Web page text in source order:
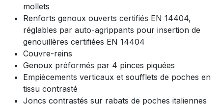
mollets
Renforts genoux ouverts certifiés EN 14404,
réglables par auto-agrippants pour insertion de
genouillères certifiées EN 14404
Couvre-reins
Genoux préformés par 4 pinces piquées
Empiècements verticaux et soufflets de poches en
tissu contrasté
Joncs contrastés sur rabats de poches italiennes